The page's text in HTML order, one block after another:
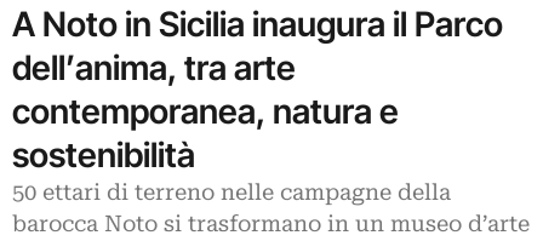
A Noto in Sicilia inaugura il Parco
dell’anima, tra arte
contemporanea, natura e
sostenibilità
50 ettari di terreno nelle campagne della
barocca Noto si trasformano in un museo d’arte